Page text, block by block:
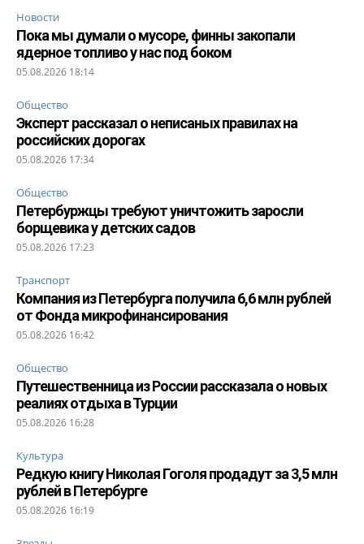
Новости
Пока мы думали о мусоре, финны закопали
ядерное топливо у нас под боком
05.08.2026 18:14
Общество
Эксперт рассказал о неписаных правилах на
российских дорогах
05.08.2026 17:34
Общество
Петербуржцы требуют уничтожить заросли
борщевика у детских садов
05.08.2026 17:23
Транспорт
Компания из Петербурга получила 6,6 млн рублей
от Фонда микрофинансирования
05.08.2026 16:42
Общество
Путешественница из России рассказала о новых
реалиях отдыха в Турции
05.08.2026 16:28
Культура
Редкую книгу Николая Гоголя продадут за 3,5 млн
рублей в Петербурге
05.08.2026 16:19